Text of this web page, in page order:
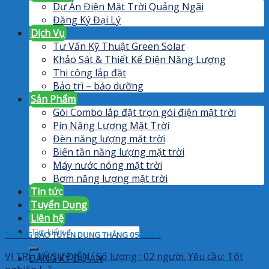
Dự Án Điện Mặt Trời Quảng Ngãi
Đăng Ký Đại Lý
Dịch Vụ
Tư Vấn Kỹ Thuật Green Solar
Khảo Sát & Thiết Kế Điện Năng Lượng
Thi công lắp đặt
Bảo trì – bảo dưỡng
Sản Phẩm
Gói Combo lắp đặt trọn gói điện mặt trời
Pin Năng Lượng Mặt Trời
Đèn năng lượng mặt trời
Biến tần năng lượng mặt trời
Máy nước nóng mặt trời
Bơm năng lượng mặt trời
Tin tức
Tuyển Dụng
Liên hệ
Search
for:
ĐĂNG KÝ DỰ ÁN
THÔNG BÁO TUYỂN DỤNG THÁNG 05-2022
VỊ TRÍ : KỸ SƯ ĐIỆN.. Số lượng : 02 người. Yêu cầu: Tốt